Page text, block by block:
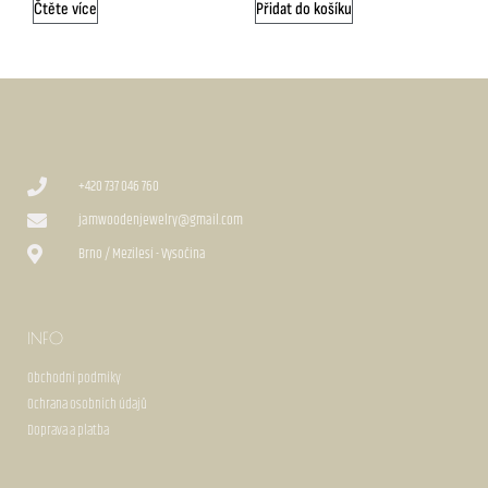
Čtěte více Přidat do košíku
+420 737 046 760
jamwoodenjewelry@gmail.com
Brno / Mezilesí - Vysočina
INFO
Obchodní podmíky
Ochrana osobních údajů
Doprava a platba